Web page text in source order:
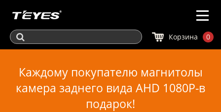
Корзина 0
Каждому покупателю магнитолы
камера заднего вида AHD 1080P-в
подарок!